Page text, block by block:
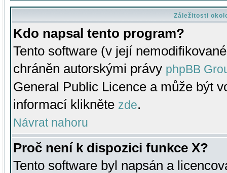
Záležitosti
Kdo napsal tento program?
Tento software (v její
chráněn autorskými právy phpBB
General Public Licence a může být
informací klikněte zde.
Návrat nahoru
Proč není k dispozici funkce X?
Tento software byl napsán a